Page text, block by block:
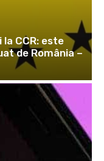
la CCR: este
de România –